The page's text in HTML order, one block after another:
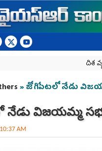
దిశ
here
» జోగిపేటలో నేడు
నేడు విజయమ్మ
AM